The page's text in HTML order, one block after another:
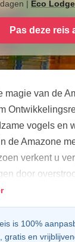
| Eco Lodge
Pas deze reis
magie van de
vogels en
de Amazone
verkent u
door
u
ervan. De
aan het
is 100%
gratis en